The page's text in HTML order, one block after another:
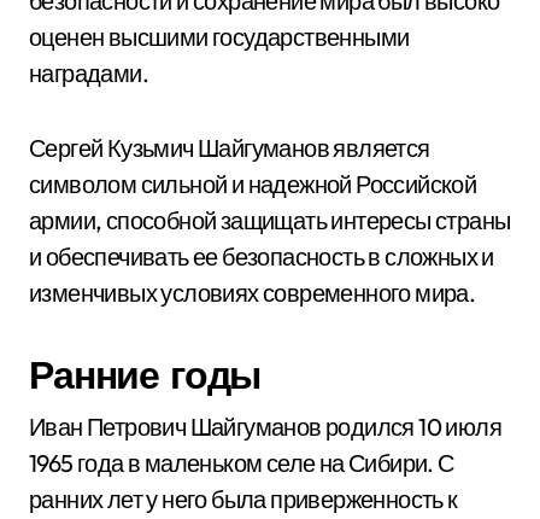
оценен высшими государственными
наградами.
Сергей Кузьмич Шайгуманов является
символом сильной и надежной Российской
армии, способной защищать интересы страны
и обеспечивать ее безопасность в сложных и
изменчивых условиях современного мира.
Ранние годы
Иван Петрович Шайгуманов родился 10 июля
1965 года в маленьком селе на Сибири. С
ранних лет у него была приверженность к